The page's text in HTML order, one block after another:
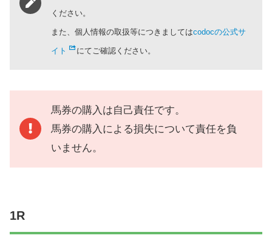
ください。
また、個人情報の取扱等につきましてはcodocの公式サ
イト にてご確認ください。
馬券の購入は自己責任です。
馬券の購入による損失について責任を負
いません。
1R